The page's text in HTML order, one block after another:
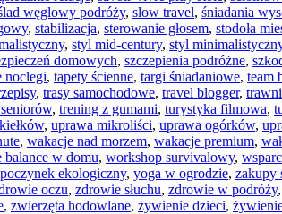
węglowy podróży, slow travel, śniadania
, stabilizacja, sterowanie głosem, stodoła
, styl mid-century, styl
domowych, szczepienia podróżne,
noclegi, tapety ścienne, targi śniadaniowe, team
, trasy samochodowe, travel blogger,
, trening z gumami, turystyka filmowa,
, uprawa mikroliści, uprawa ogórków,
, wakacje nad morzem, wakacje premium,
w domu, workshop survivalowy,
ekologiczny, yoga w ogrodzie, zakupy
oczu, zdrowie słuchu, zdrowie w podróży,
, zwierzęta hodowlane, żywienie dzieci,